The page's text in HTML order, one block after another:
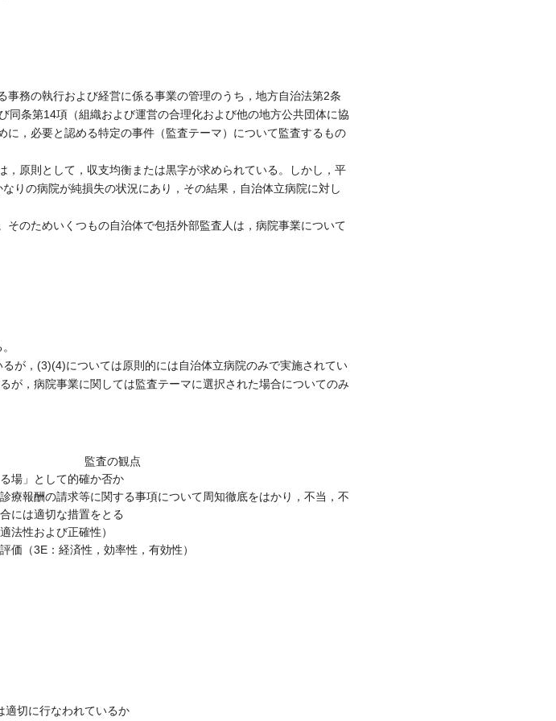
務の執行および経営に係る事業の管理のうち，地方自治法第2条
条第14項（組織および運営の合理化および他の地方公共団体に協
，必要と認める特定の事件（監査テーマ）について監査するもの
原則として，収支均衡または黒字が求められている。しかし，平
りの病院が純損失の状況にあり，その結果，自治体立病院に対し
のためいくつもの自治体で包括外部監査人は，病院事業について
が，(3)(4)については原則的には自治体立病院のみで実施されてい
が，病院事業に関しては監査テーマに選択された場合についてのみ
監査の観点
場」として的確か否か
療報酬の請求等に関する事項について周知徹底をはかり，不当，不
には適切な措置をとる
法性および正確性）
価（3E：経済性，効率性，有効性）
適切に行なわれているか